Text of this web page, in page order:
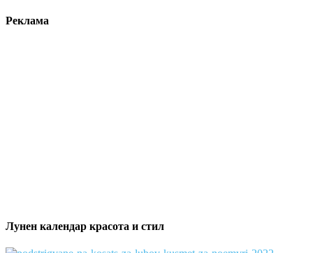
Реклама
Лунен календар красота и стил